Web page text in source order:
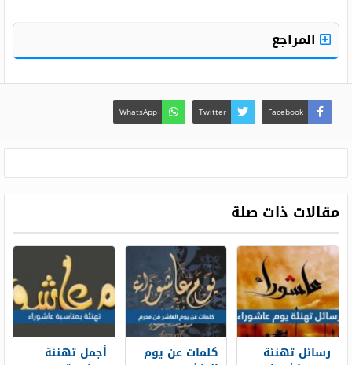
المراجع
Facebook
Twitter
WhatsApp
مقالات ذات صلة
رسائل تهنئة كلمات عن يوم أجمل تهنئة